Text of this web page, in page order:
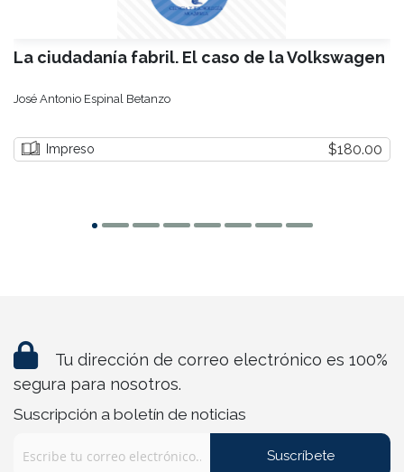
La ciudadanía fabril. El caso de la Volkswagen
José Antonio Espinal Betanzo
Impreso $180.00
Tu dirección de correo electrónico es 100%
segura para nosotros.
Suscripción a boletín de noticias
Suscríbete